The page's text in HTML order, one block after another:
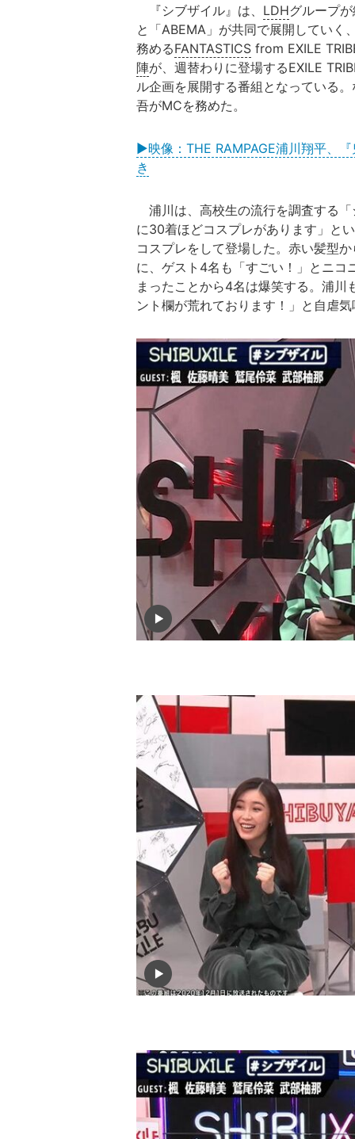
『シブザイル』は、 LDHグループ
と「ABEMA」が共同で展開していく
務めるFANTASTICS from EXILE
陣が、週替わりに登場するEXILE
ル企画を展開する番組となっている
吾がMCを務めた。
▶映像：THE RAMPAGE浦川翔平、
き
浦川は、高校生の流行を調査する
に30着ほどコスプレがあります」と
コスプレをして登場した。赤い髪型
に、ゲスト4名も「すごい！」とニコ
まったことから4名は爆笑する。浦
ント欄が荒れております！」と自虐